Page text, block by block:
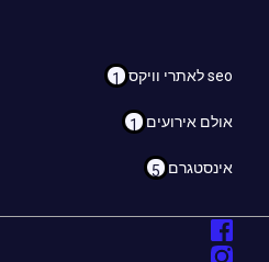
seo לאתרי וויקס 1
אולם אירועים 1
אינסטגרם 5